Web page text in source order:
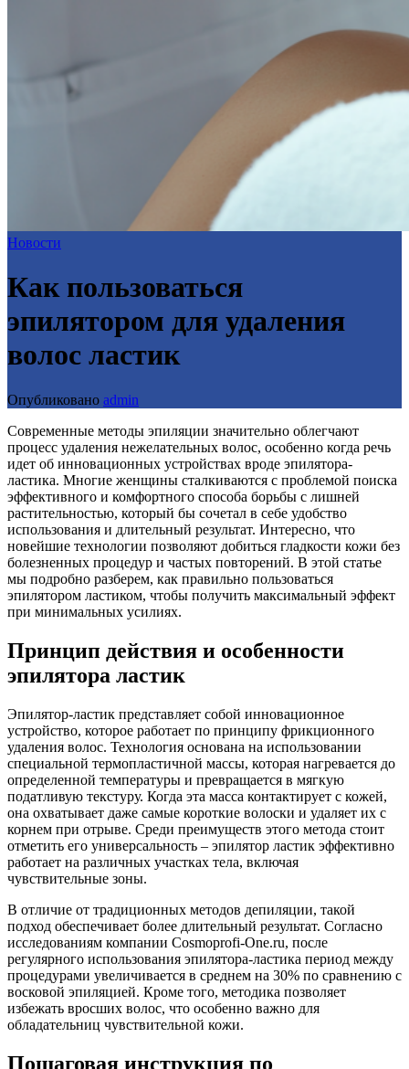
Новости
Как пользоваться
эпилятором для удаления
волос ластик
Опубликовано admin
Современные методы эпиляции значительно облегчают
процесс удаления нежелательных волос, особенно когда речь
идет об инновационных устройствах вроде эпилятора-
ластика. Многие женщины сталкиваются с проблемой поиска
эффективного и комфортного способа борьбы с лишней
растительностью, который бы сочетал в себе удобство
использования и длительный результат. Интересно, что
новейшие технологии позволяют добиться гладкости кожи без
болезненных процедур и частых повторений. В этой статье
мы подробно разберем, как правильно пользоваться
эпилятором ластиком, чтобы получить максимальный эффект
при минимальных усилиях.
Принцип действия и особенности
эпилятора ластик
Эпилятор-ластик представляет собой инновационное
устройство, которое работает по принципу фрикционного
удаления волос. Технология основана на использовании
специальной термопластичной массы, которая нагревается до
определенной температуры и превращается в мягкую
податливую текстуру. Когда эта масса контактирует с кожей,
она охватывает даже самые короткие волоски и удаляет их с
корнем при отрыве. Среди преимуществ этого метода стоит
отметить его универсальность – эпилятор ластик эффективно
работает на различных участках тела, включая
чувствительные зоны.
В отличие от традиционных методов депиляции, такой
подход обеспечивает более длительный результат. Согласно
исследованиям компании Cosmoprofi-One.ru, после
регулярного использования эпилятора-ластика период между
процедурами увеличивается в среднем на 30% по сравнению с
восковой эпиляцией. Кроме того, методика позволяет
избежать вросших волос, что особенно важно для
обладательниц чувствительной кожи.
Пошаговая инструкция по